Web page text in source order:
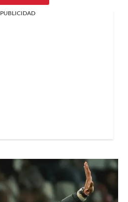
PUBLICIDAD